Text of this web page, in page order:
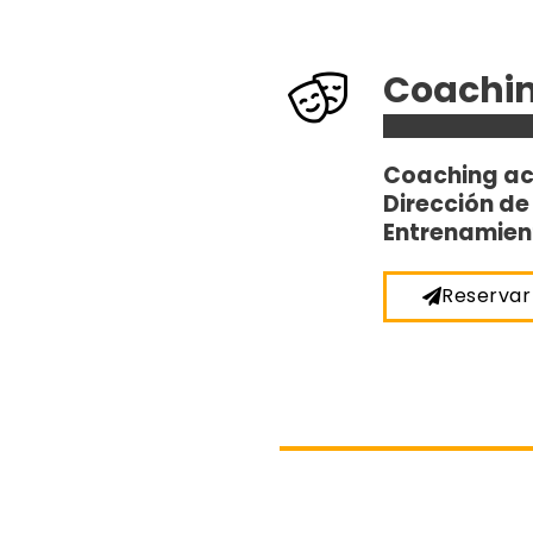
Coaching
Dirección